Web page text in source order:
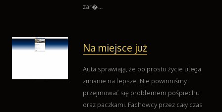
zar�...
Na miejsce już
Auta sprawiają, że po prostu życie ulega
zmianie na lepsze. Nie powinniśmy
przejmować się problemem pośpiechu
oraz paczkami. Fachowcy przez cały czas